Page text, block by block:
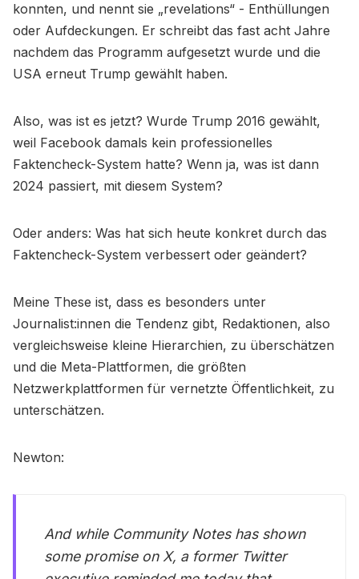
konnten, und nennt sie „revelations“ - Enthüllungen
oder Aufdeckungen. Er schreibt das fast acht Jahre
nachdem das Programm aufgesetzt wurde und die
USA erneut Trump gewählt haben.
Also, was ist es jetzt? Wurde Trump 2016 gewählt,
weil Facebook damals kein professionelles
Faktencheck-System hatte? Wenn ja, was ist dann
2024 passiert, mit diesem System?
Oder anders: Was hat sich heute konkret durch das
Faktencheck-System verbessert oder geändert?
Meine These ist, dass es besonders unter
Journalist:innen die Tendenz gibt, Redaktionen, also
vergleichsweise kleine Hierarchien, zu überschätzen
und die Meta-Plattformen, die größten
Netzwerkplattformen für vernetzte Öffentlichkeit, zu
unterschätzen.
Newton:
And while Community Notes has shown
some promise on X, a former Twitter